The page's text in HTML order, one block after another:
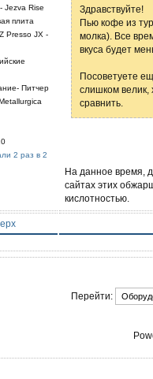
Rise
плита
Presso JX -
Питчер
2 раз в 2
Здравствуйте!
Пью кофе из
молка). Все
вкуса будет
Посоветуете
слишком велик,
сравнить.
На данное время,
сайтах этих
кислотностью.
Перейти: